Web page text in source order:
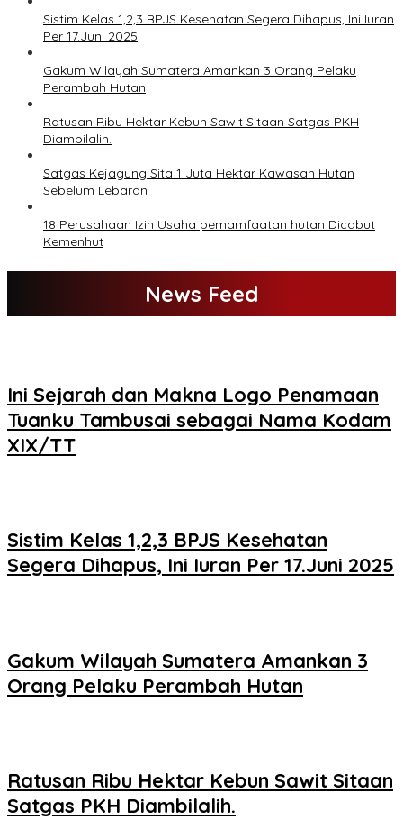
Sistim Kelas 1,2,3 BPJS Kesehatan Segera Dihapus, Ini Iuran
Per 17.Juni 2025
Gakum Wilayah Sumatera Amankan 3 Orang Pelaku
Perambah Hutan
Ratusan Ribu Hektar Kebun Sawit Sitaan Satgas PKH
Diambilalih.
Satgas Kejagung Sita 1 Juta Hektar Kawasan Hutan
Sebelum Lebaran
18 Perusahaan Izin Usaha pemamfaatan hutan Dicabut
Kemenhut
News Feed
Ini Sejarah dan Makna Logo Penamaan
Tuanku Tambusai sebagai Nama Kodam
XIX/TT
Sistim Kelas 1,2,3 BPJS Kesehatan
Segera Dihapus, Ini Iuran Per 17.Juni 2025
Gakum Wilayah Sumatera Amankan 3
Orang Pelaku Perambah Hutan
Ratusan Ribu Hektar Kebun Sawit Sitaan
Satgas PKH Diambilalih.